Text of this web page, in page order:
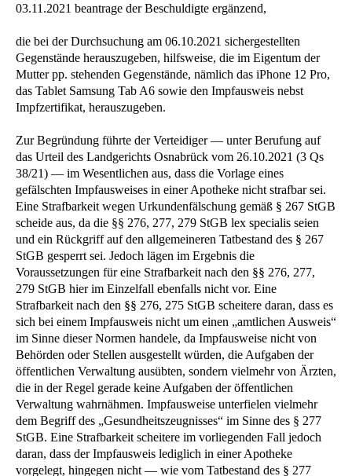
03.11.2021 beantrage der Beschuldigte ergänzend,
die bei der Durchsuchung am 06.10.2021 sichergestellten
Gegenstände herauszugeben, hilfsweise, die im Eigentum der
Mutter pp. stehenden Gegenstände, nämlich das iPhone 12 Pro,
das Tablet Samsung Tab A6 sowie den Impfausweis nebst
Impfzertifikat, herauszugeben.
Zur Begründung führte der Verteidiger — unter Berufung auf
das Urteil des Landgerichts Osnabrück vom 26.10.2021 (3 Qs
38/21) — im Wesentlichen aus, dass die Vorlage eines
gefälschten Impfausweises in einer Apotheke nicht strafbar sei.
Eine Strafbarkeit wegen Urkundenfälschung gemäß § 267 StGB
scheide aus, da die §§ 276, 277, 279 StGB lex specialis seien
und ein Rückgriff auf den allgemeineren Tatbestand des § 267
StGB gesperrt sei. Jedoch lägen im Ergebnis die
Voraussetzungen für eine Strafbarkeit nach den §§ 276, 277,
279 StGB hier im Einzelfall ebenfalls nicht vor. Eine
Strafbarkeit nach den §§ 276, 275 StGB scheitere daran, dass es
sich bei einem Impfausweis nicht um einen „amtlichen Ausweis“
im Sinne dieser Normen handele, da Impfausweise nicht von
Behörden oder Stellen ausgestellt würden, die Aufgaben der
öffentlichen Verwaltung ausübten, sondern vielmehr von Ärzten,
die in der Regel gerade keine Aufgaben der öffentlichen
Verwaltung wahrnähmen. Impfausweise unterfielen vielmehr
dem Begriff des „Gesundheitszeugnisses“ im Sinne des § 277
StGB. Eine Strafbarkeit scheitere im vorliegenden Fall jedoch
daran, dass der Impfausweis lediglich in einer Apotheke
vorgelegt, hingegen nicht — wie vom Tatbestand des § 277